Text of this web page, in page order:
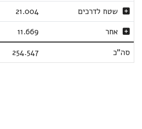
שטח לדרכים
21.004
אחר
11.669
סה"כ
254.547